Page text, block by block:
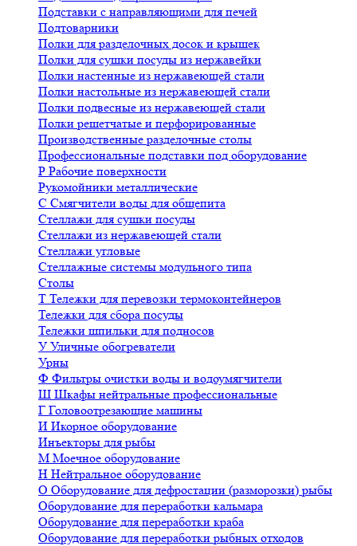
Подставки с направляющими для печей
Подтоварники
Полки для разделочных досок и крышек
Полки для сушки посуды из нержавейки
Полки настенные из нержавеющей стали
Полки настольные из нержавеющей стали
Полки подвесные из нержавеющей стали
Полки решетчатые и перфорированные
Производственные разделочные столы
Профессиональные подставки под оборудование
Р Рабочие поверхности
Рукомойники металлические
С Смягчители воды для общепита
Стеллажи для сушки посуды
Стеллажи из нержавеющей стали
Стеллажи угловые
Стеллажные системы модульного типа
Столы
Т Тележки для перевозки термоконтейнеров
Тележки для сбора посуды
Тележки шпильки для подносов
У Уличные обогреватели
Урны
Ф Фильтры очистки воды и водоумягчители
Ш Шкафы нейтральные профессиональные
Г Головоотрезающие машины
И Икорное оборудование
Инъекторы для рыбы
М Моечное оборудование
Н Нейтральное оборудование
О Оборудование для дефростации (разморозки) рыбы
Оборудование для переработки кальмара
Оборудование для переработки краба
Оборудование для переработки рыбных отходов